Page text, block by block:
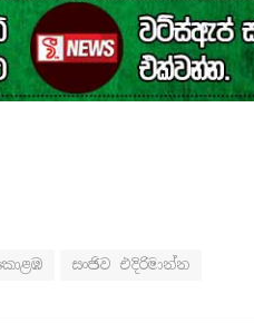
සංජිව එදිරිමාන්න